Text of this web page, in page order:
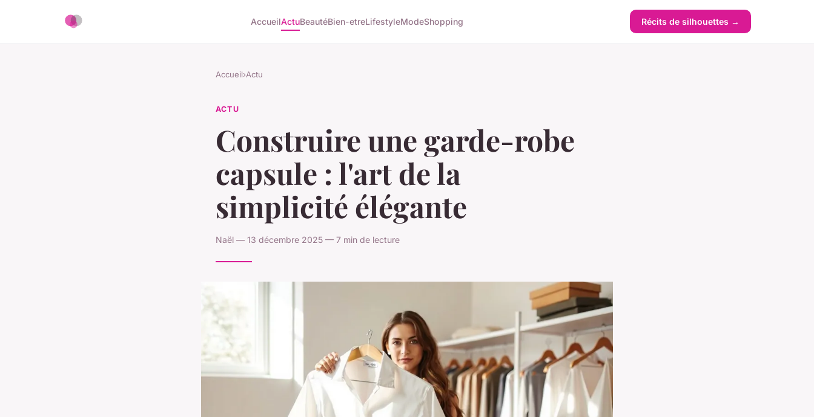
AccueilActuBeautéBien-etreLifestyleModeShopping Récits de silhouettes →
Accueil›Actu
ACTU
Construire une garde-robe
capsule : l'art de la
simplicité élégante
Naël — 13 décembre 2025 — 7 min de lecture